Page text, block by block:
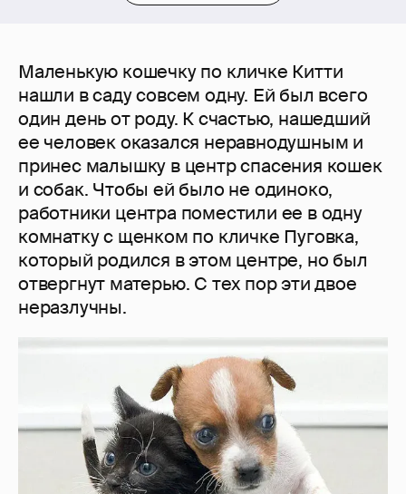
Маленькую кошечку по кличке Китти
нашли в саду совсем одну. Ей был всего
один день от роду. К счастью, нашедший
ее человек оказался неравнодушным и
принес малышку в центр спасения кошек
и собак. Чтобы ей было не одиноко,
работники центра поместили ее в одну
комнатку с щенком по кличке Пуговка,
который родился в этом центре, но был
отвергнут матерью. С тех пор эти двое
неразлучны.